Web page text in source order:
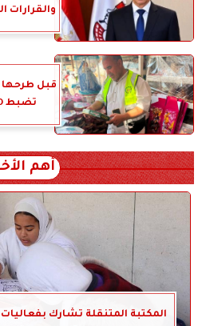
والقرارات
قبل طرحها
تضبط 530 كيلو أغذية غير صالحة...
أهم
المكتبة المتنقلة تشارك